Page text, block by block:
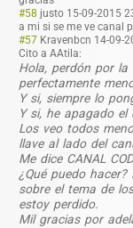
#58 justo 15-09-2015
a mi si se me ve canal
#57 Kravenbcn 14-09-
Cito a AAtila:
Hola, perdón por la
perfectamente
Y si, siempre lo
Y si, he apagado
Los veo todos
llave al lado del
Me dice CANAL
¿Qué puedo
sobre el tema de
estoy perdido.
Mil gracias por